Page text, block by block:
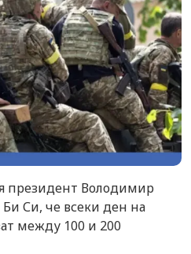
президент Володимир
Си, че всеки ден на
между 100 и 200